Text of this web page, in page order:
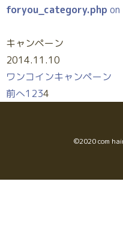
foryou_category.php on
キャンペーン
2014.11.10
ワンコインキャンペーン
前へ1 234
©︎2020 com